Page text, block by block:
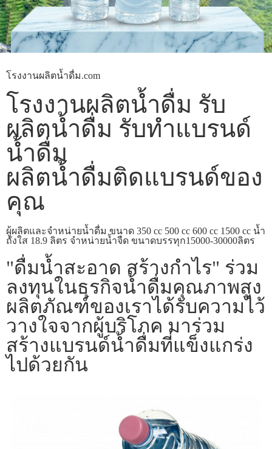
โรงงานผลิตน้ำดื่ม.com
โรงงานผลิตน้ำดื่ม รับ
ผลิตน้ำดื่ม รับทำแบรนด์
น้ำดื่ม
ผลิตน้ำดื่มติดแบรนด์ของ
คุณ
ผู้ผลิตและจำหน่ายน้ำดื่ม ขนาด 350 cc 500 cc 600 cc 1500 cc น้ำ
ถังใส 18.9 ลิตร จำหน่ายน้ำจืด ขนาดบรรทุก15000-30000ลิตร
"ดื่มน้ำสะอาด สร้างกำไร" ร่วม
ลงทุนในธุรกิจน้ำดื่มคุณภาพสูง
ผลิตภัณฑ์ของเราได้รับความไว้
วางใจจากผู้บริโภค มาร่วม
สร้างแบรนด์น้ำดื่มที่แข็งแกร่ง
ไปด้วยกัน